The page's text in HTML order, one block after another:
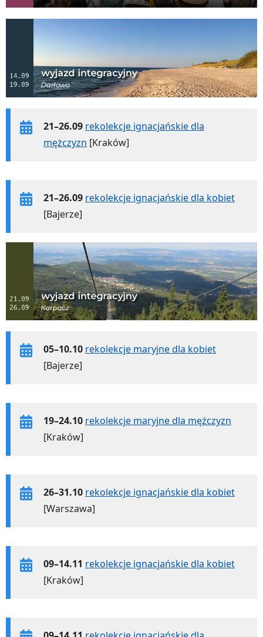
21–26.09 rekolekcje ignacjańskie dla
mężczyzn [Kraków]
21–26.09 rekolekcje ignacjańskie dla kobiet
[Bajerze]
05–10.10 rekolekcje maryjne dla kobiet
[Bajerze]
19–24.10 rekolekcje maryjne dla mężczyzn
[Kraków]
26–31.10 rekolekcje ignacjańskie dla kobiet
[Warszawa]
09–14.11 rekolekcje ignacjańskie dla kobiet
[Kraków]